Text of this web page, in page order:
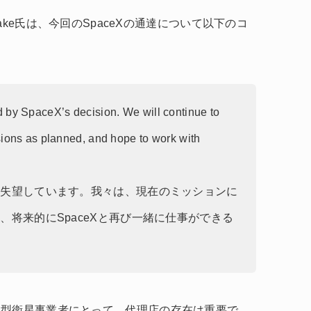
氏は、今回のSpaceXの通達について以下のコ
SpaceX’s decision. We will continue to
as planned, and hope to work with
望しています。我々は、現在のミッションに
将来的にSpaceXと再び一緒に仕事ができる